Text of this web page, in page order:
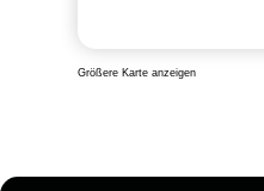
Größere Karte anzeigen